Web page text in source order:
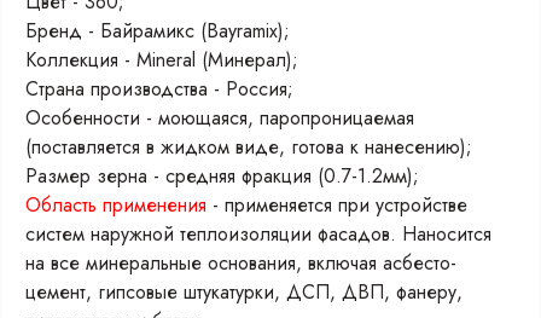
Бренд - Байрамикс (Bayramix);
Коллекция - Mineral (Минерал);
Страна производства - Россия;
Особенности - моющаяся, паропроницаемая
(поставляется в жидком виде, готова к нанесению);
Размер зерна - средняя фракция (0.7-1.2мм);
Область применения - применяется при устройстве
систем наружной теплоизоляции фасадов. Наносится
на все минеральные основания, включая асбесто-
цемент, гипсовые штукатурки, ДСП, ДВП, фанеру,